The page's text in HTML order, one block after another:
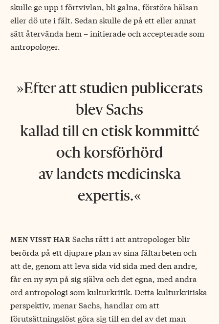
skulle ge upp i förtvivlan, bli galna, förstöra hälsan
eller dö ute i fält. Sedan skulle de på ett eller annat
sätt återvända hem – initierade och accepterade som
antropologer.
Efter att studien publicerats
blev Sachs
kallad till en etisk kommitté
och korsförhörd
av landets medicinska
expertis.
men visst harSachs rätt i att antropologer blir
berörda på ett djupare plan av sina fältarbeten och
att de, genom att leva sida vid sida med den andre,
får en ny syn på sig själva och det egna, med andra
ord antropologi som kulturkritik. Detta kulturkritiska
perspektiv, menar Sachs, handlar om att
förutsättningslöst göra sig till en del av det man